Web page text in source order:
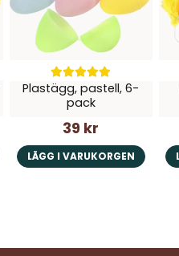
Plastägg, pastell, 6-
pack
39 kr
LÄGG I VARUKORGEN